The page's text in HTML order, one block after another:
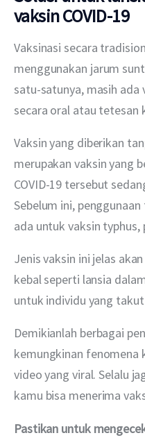
vaksin COVID-19
Vaksinasi secara
menggunakan jarum
satu-satunya, masih ada
secara oral atau tetesan
Vaksin yang diberikan
merupakan vaksin yang
COVID-19 tersebut
Sebelum ini,
ada untuk vaksin typhus,
Jenis vaksin ini jelas
kebal seperti lansia
untuk individu yang
Demikianlah berbagai
kemungkinan fenomena
video yang viral. Selalu
kamu bisa menerima
Pastikan untuk